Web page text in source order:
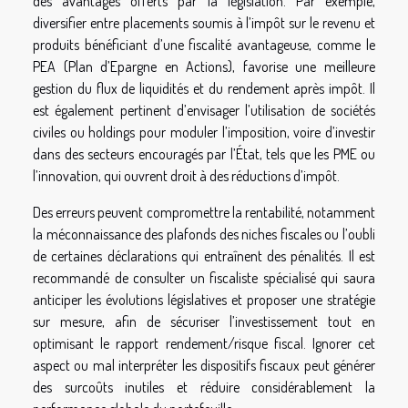
diversifier entre placements soumis à l’impôt sur le revenu et
produits bénéficiant d’une fiscalité avantageuse, comme le
PEA (Plan d’Epargne en Actions), favorise une meilleure
gestion du flux de liquidités et du rendement après impôt. Il
est également pertinent d’envisager l’utilisation de sociétés
civiles ou holdings pour moduler l’imposition, voire d’investir
dans des secteurs encouragés par l’État, tels que les PME ou
l’innovation, qui ouvrent droit à des réductions d’impôt.
Des erreurs peuvent compromettre la rentabilité, notamment
la méconnaissance des plafonds des niches fiscales ou l’oubli
de certaines déclarations qui entraînent des pénalités. Il est
recommandé de consulter un fiscaliste spécialisé qui saura
anticiper les évolutions législatives et proposer une stratégie
sur mesure, afin de sécuriser l’investissement tout en
optimisant le rapport rendement/risque fiscal. Ignorer cet
aspect ou mal interpréter les dispositifs fiscaux peut générer
des surcoûts inutiles et réduire considérablement la